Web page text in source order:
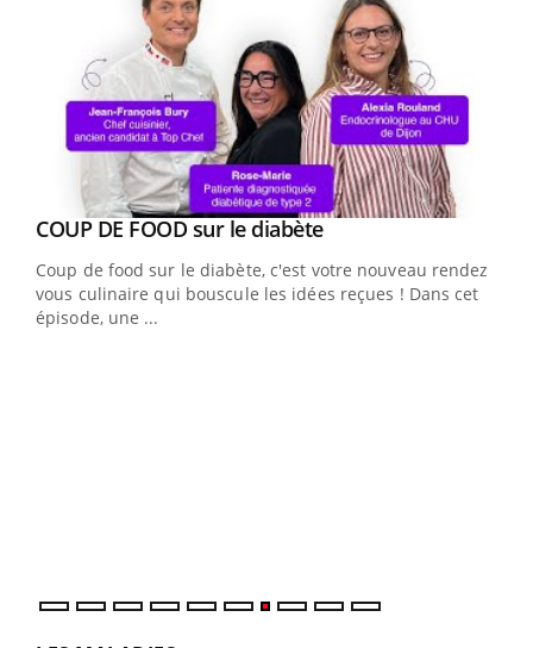
Youtube
COUP DE FOOD sur le diabèteYoutube
Coup de food sur le diabète, c'est votre nouveau rendez-
vous culinaire qui bouscule les idées reçues ! Dans cet
épisode, une ...